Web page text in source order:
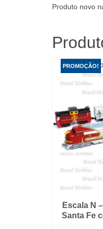
Produto novo
PROMOÇÃO!
Escala N
Santa Fe